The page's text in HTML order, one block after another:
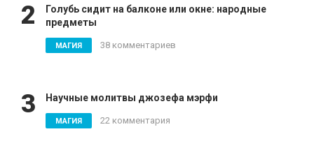
2
Голубь сидит на балконе или окне: народные
предметы
МАГИЯ 38 комментариев
3 Научные молитвы джозефа мэрфи
МАГИЯ 22 комментария